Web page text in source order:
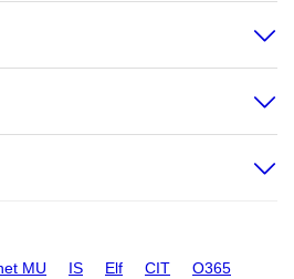
MU IS Elf CIT O365